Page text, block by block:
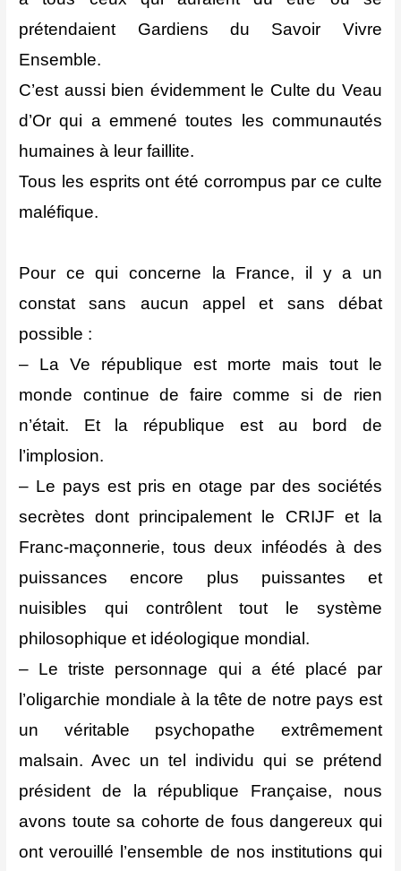
prétendaient Gardiens du Savoir Vivre
Ensemble.
C’est aussi bien évidemment le Culte du Veau
d’Or qui a emmené toutes les communautés
humaines à leur faillite.
Tous les esprits ont été corrompus par ce culte
maléfique.
Pour ce qui concerne la France, il y a un
constat sans aucun appel et sans débat
possible :
– La Ve république est morte mais tout le
monde continue de faire comme si de rien
n’était. Et la république est au bord de
l’implosion.
– Le pays est pris en otage par des sociétés
secrètes dont principalement le CRIJF et la
Franc-maçonnerie, tous deux inféodés à des
puissances encore plus puissantes et
nuisibles qui contrôlent tout le système
philosophique et idéologique mondial.
– Le triste personnage qui a été placé par
l’oligarchie mondiale à la tête de notre pays est
un véritable psychopathe extrêmement
malsain. Avec un tel individu qui se prétend
président de la république Française, nous
avons toute sa cohorte de fous dangereux qui
ont verouillé l’ensemble de nos institutions qui